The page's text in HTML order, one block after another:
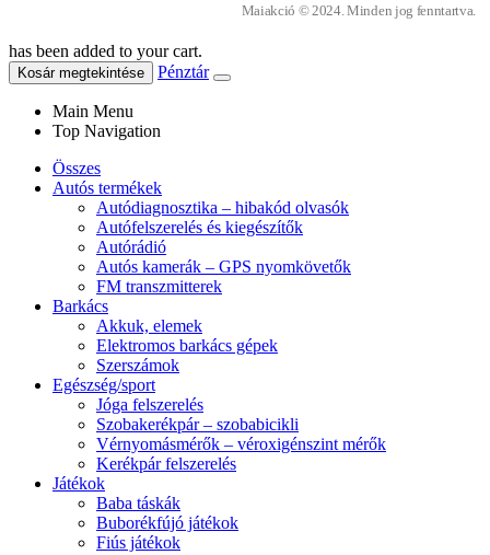
Maiakció © 2024. Minden jog fenntartva.
has been added to your cart.
Kosár megtekintése Pénztár
Main Menu
Top Navigation
Összes
Autós termékek
Autódiagnosztika – hibakód olvasók
Autófelszerelés és kiegészítők
Autórádió
Autós kamerák – GPS nyomkövetők
FM transzmitterek
Barkács
Akkuk, elemek
Elektromos barkács gépek
Szerszámok
Egészség/sport
Jóga felszerelés
Szobakerékpár – szobabicikli
Vérnyomásmérők – véroxigénszint mérők
Kerékpár felszerelés
Játékok
Baba táskák
Buborékfújó játékok
Fiús játékok